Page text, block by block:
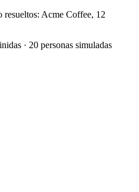
Acme Coffee, 12
· 20 personas simuladas